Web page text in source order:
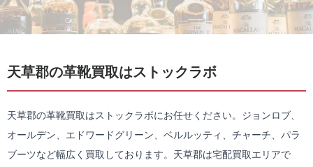
天草郡の革靴買取はストックラボ
天草郡の革靴買取はストックラボにお任せください。ジョンロブ、
オールデン、エドワードグリーン、ベルルッティ、チャーチ、パラ
ブーツなど幅広く買取しております。天草郡は宅配買取エリアで